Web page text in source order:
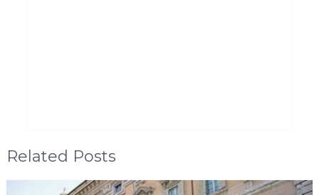
Related Posts